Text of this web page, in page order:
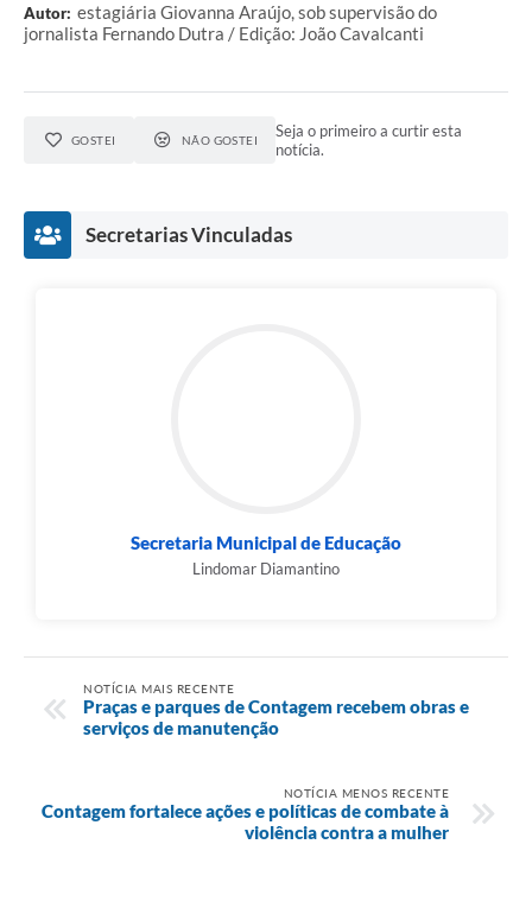
Autor: estagiária Giovanna Araújo, sob supervisão do
jornalista Fernando Dutra / Edição: João Cavalcanti
GOSTEI NÃO GOSTEI
Seja o primeiro a curtir esta
notícia.
Secretarias Vinculadas
Secretaria Municipal de Educação
Lindomar Diamantino
NOTÍCIA MAIS RECENTE
Praças e parques de Contagem recebem obras e
serviços de manutenção
NOTÍCIA MENOS RECENTE
Contagem fortalece ações e políticas de combate à
violência contra a mulher